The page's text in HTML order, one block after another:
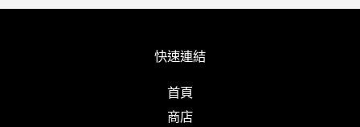
快速連結
首頁
商店